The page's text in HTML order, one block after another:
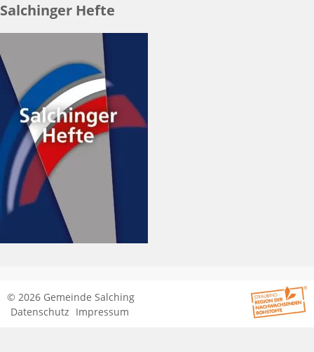
Salchinger Hefte
© 2026 Gemeinde Salching
Datenschutz Impressum